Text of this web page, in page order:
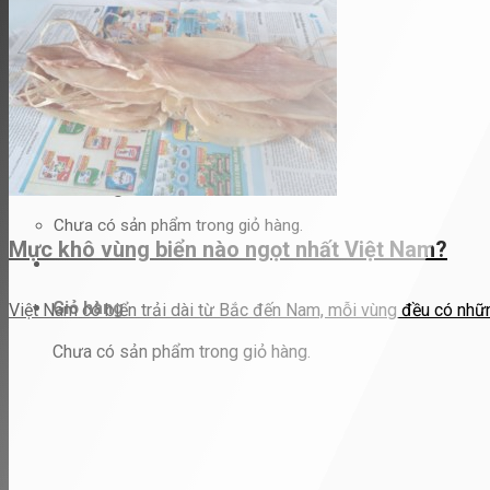
Chương trình thành viên
Liên hệ
Tìm
kiếm:
Đăng nhập / Đăng ký
Giỏ hàng
Chưa có sản phẩm trong giỏ hàng.
Giỏ hàng
Chưa có sản phẩm trong giỏ hàng.
Mực khô vùng biển nào ngọt nhất Việt Nam?
Việt Nam có biển trải dài từ Bắc đến Nam, mỗi vùng đều có